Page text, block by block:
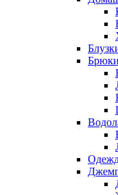
Брюки